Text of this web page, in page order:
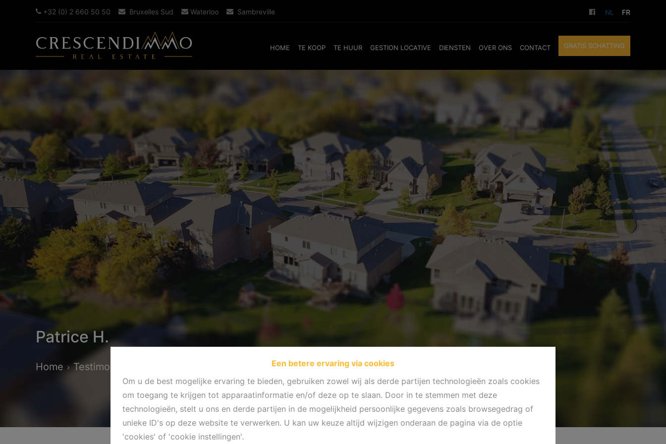
Een betere ervaring via cookies
Om u de best mogelijke ervaring te bieden, gebruiken zowel wij als derde partijen technologieën zoals cookies
om toegang te krijgen tot apparaatinformatie en/of deze op te slaan. Door in te stemmen met deze
technologieën, stelt u ons en derde partijen in de mogelijkheid persoonlijke gegevens zoals browsegedrag of
unieke ID's op deze website te verwerken. U kan uw keuze altijd wijzigen onderaan de pagina via de optie
'cookies' of 'cookie instellingen'.
+32 (0) 2 660 50 50 Bruxelles Sud Waterloo Sambreville NL FR
HOME TE KOOP TE HUUR GESTION LOCATIVE DIENSTEN OVER ONS CONTACT GRATIS SCHATTING
Patrice H.
Home Testimonials